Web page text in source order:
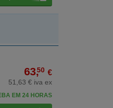
63,50 €
51,63 € iva ex
EM 24 HORAS